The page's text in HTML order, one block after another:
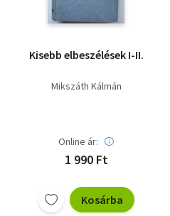
Kisebb elbeszélések I-II.
Mikszáth Kálmán
Online ár:
1 990 Ft
Kosárba